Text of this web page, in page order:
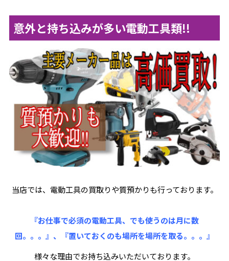
意外と持ち込みが多い電動工具類!!
当店では、電動工具の買取りや質預かりも行っております。
『お仕事で必須の電動工具、でも使うのは月に数
回。。。』、『置いておくのも場所を場所を取る。。。』
様々な理由でお持ち込みいただいております。